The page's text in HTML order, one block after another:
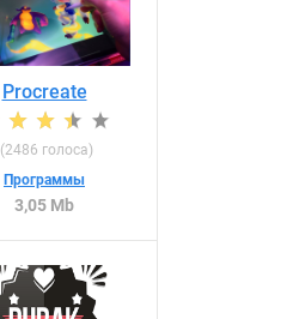
Procreate
(2486 голоса)
Программы
3,05 Mb